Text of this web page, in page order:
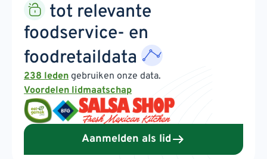
tot relevante
foodservice- en
foodretaildata
238 leden gebruiken onze data.
Voordelen lidmaatschap
Aanmelden als lid